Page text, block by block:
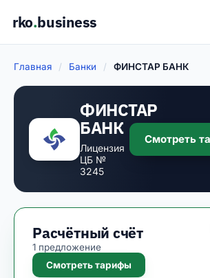
rko.business
Главная / Банки / ФИНСТАР БАНК
ФИНСТАР
БАНК
Лицензия
ЦБ №
3245
Смотреть
Расчётный счёт
1 предложение
Смотреть тарифы